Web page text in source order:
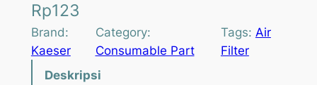
Rp123
Brand:
Kaeser
Category:
Consumable Part
Tags: Air
Filter
Deskripsi